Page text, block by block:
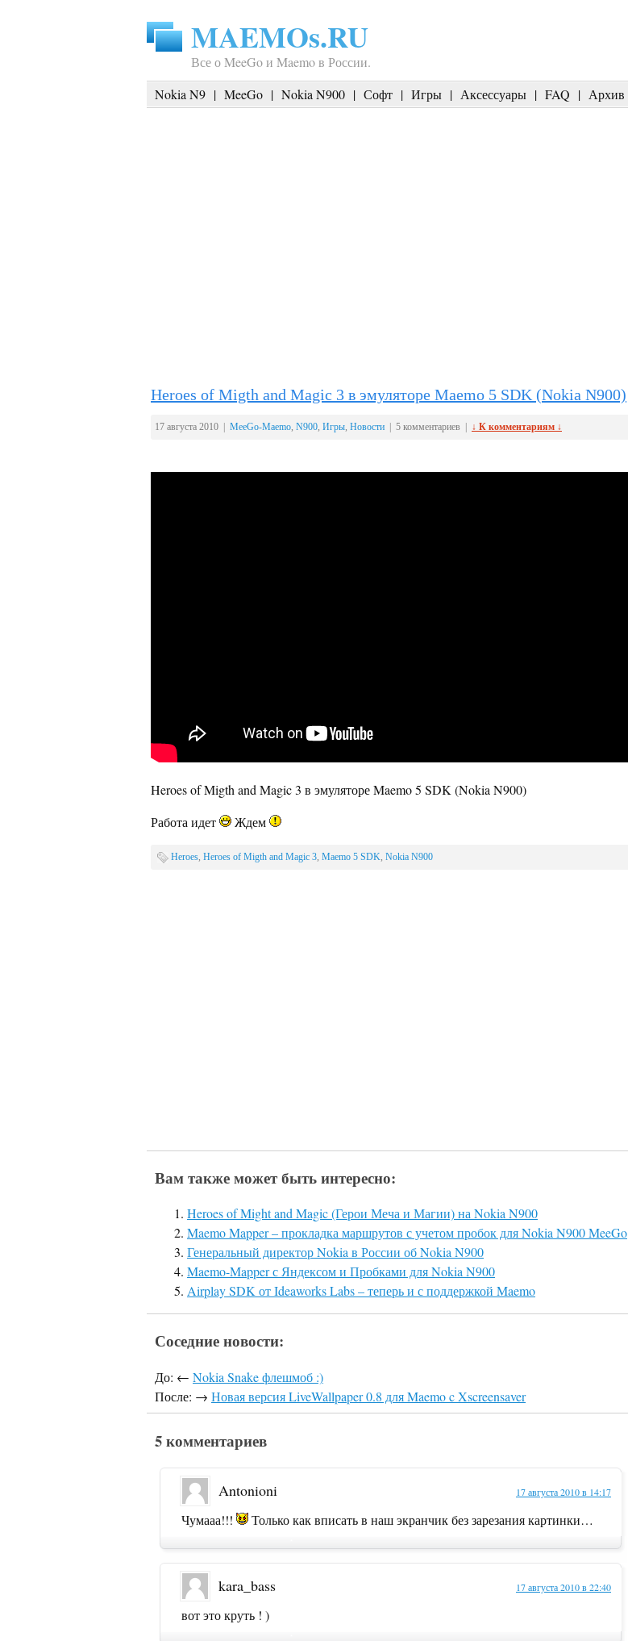
MAEMOs.RU
Все о MeeGo и Maemo в России.
Nokia N9 | MeeGo | Nokia N900 | Софт | Игры | Аксессуары | FAQ | Архив
Heroes of Migth and Magic 3 в эмуляторе Maemo 5 SDK (Nokia N900)
17 августа 2010 | MeeGo-Maemo, N900, Игры, Новости | 5 комментариев | ↓ К комментариям ↓
Heroes of Migth and Magic 3 в эмуляторе Maemo 5 SDK (Nokia N900)
Работа идет
Ждем
Heroes, Heroes of Migth and Magic 3, Maemo 5 SDK, Nokia N900
Вам также может быть интересно:
Heroes of Might and Magic (Герои Меча и Магии) на Nokia N900
Maemo Mapper – прокладка маршрутов с учетом пробок для Nokia N900 MeeGo
Генеральный директор Nokia в России об Nokia N900
Maemo-Mapper с Яндексом и Пробками для Nokia N900
Airplay SDK от Ideaworks Labs – теперь и с поддержкой Maemo
Соседние новости:
До: ← Nokia Snake флешмоб :)
После: → Новая версия LiveWallpaper 0.8 для Maemo c Xscreensaver
5 комментариев
Antonioni 17 августа 2010 в 14:17
Чумааа!!! Только как вписать в наш экранчик без зарезания картинки…
kara_bass 17 августа 2010 в 22:40
вот это круть ! )